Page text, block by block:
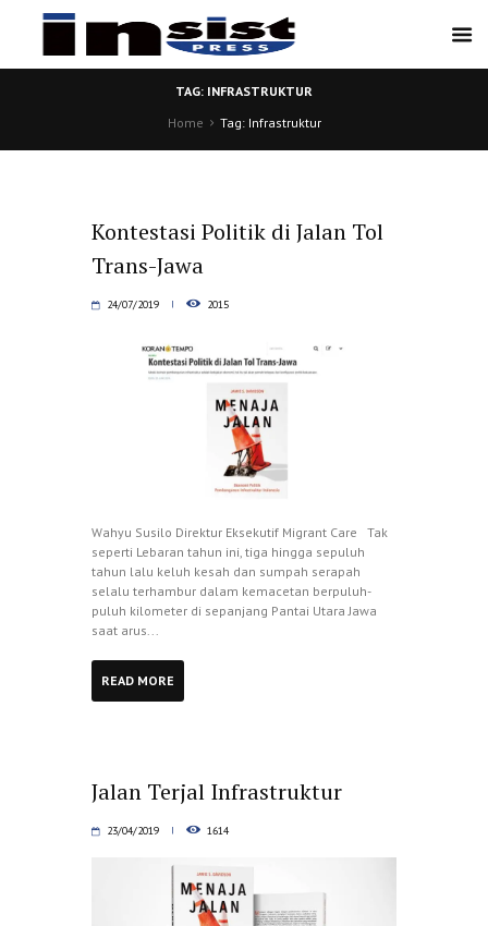
TAG: INFRASTRUKTUR
Home
Tag: Infrastruktur
Kontestasi Politik di Jalan Tol
Trans-Jawa
24/07/2019 2015
Wahyu Susilo Direktur Eksekutif Migrant Care Tak
seperti Lebaran tahun ini, tiga hingga sepuluh
tahun lalu keluh kesah dan sumpah serapah
selalu terhambur dalam kemacetan berpuluh-
puluh kilometer di sepanjang Pantai Utara Jawa
saat arus...
READ MORE
Jalan Terjal Infrastruktur
23/04/2019 1614